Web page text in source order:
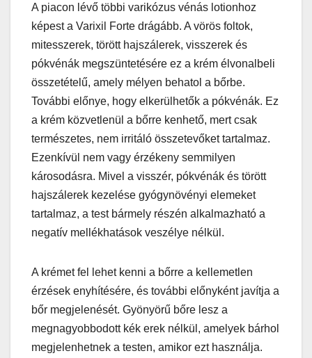
A piacon lévő többi varikózus vénás lotionhoz
képest a Varixil Forte drágább. A vörös foltok,
mitesszerek, törött hajszálerek, visszerek és
pókvénák megszüntetésére ez a krém élvonalbeli
összetételű, amely mélyen behatol a bőrbe.
További előnye, hogy elkerülhetők a pókvénák. Ez
a krém közvetlenül a bőrre kenhető, mert csak
természetes, nem irritáló összetevőket tartalmaz.
Ezenkívül nem vagy érzékeny semmilyen
károsodásra. Mivel a visszér, pókvénák és törött
hajszálerek kezelése gyógynövényi elemeket
tartalmaz, a test bármely részén alkalmazható a
negatív mellékhatások veszélye nélkül.
A krémet fel lehet kenni a bőrre a kellemetlen
érzések enyhítésére, és további előnyként javítja a
bőr megjelenését. Gyönyörű bőre lesz a
megnagyobbodott kék erek nélkül, amelyek bárhol
megjelenhetnek a testen, amikor ezt használja.